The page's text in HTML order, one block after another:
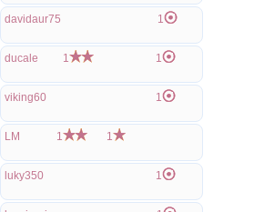
davidaur75 1
ducale 1 1
viking60 1
LM 1 1
luky350 1